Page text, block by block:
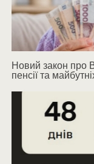
Новий закон про
пенсії та